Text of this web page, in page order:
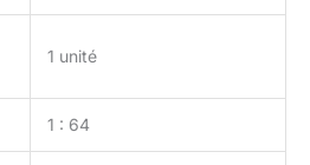
1 unité
1 : 64